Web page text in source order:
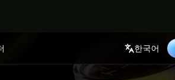
한국어